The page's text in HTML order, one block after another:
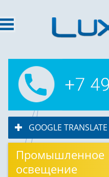
GOOGLE TRANSLATE
Промышленное
освещение